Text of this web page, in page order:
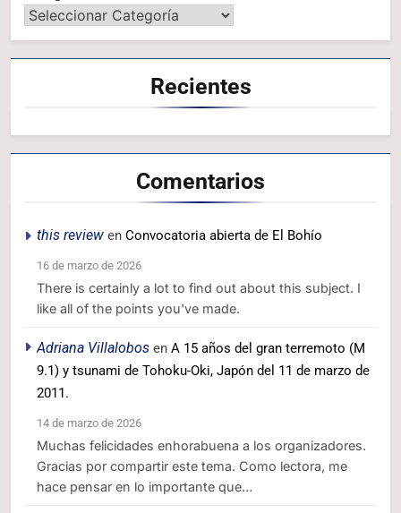
Recientes
Comentarios
this review en Convocatoria abierta de El Bohío
16 de marzo de 2026
There is certainly a lot to find out about this subject. I
like all of the points you've made.
Adriana Villalobos en A 15 años del gran terremoto (M
9.1) y tsunami de Tohoku-Oki, Japón del 11 de marzo de
2011.
14 de marzo de 2026
Muchas felicidades enhorabuena a los organizadores.
Gracias por compartir este tema. Como lectora, me
hace pensar en lo importante que…